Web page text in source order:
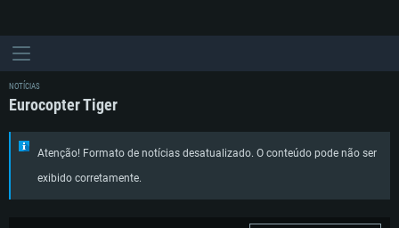
NOTÍCIAS
Eurocopter Tiger
Atenção! Formato de notícias desatualizado. O conteúdo pode não ser
exibido corretamente.